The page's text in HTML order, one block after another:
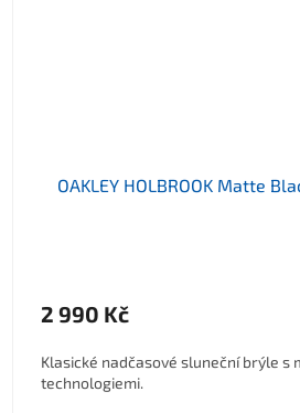
OAKLEY HOLBROOK Matte
2 990 Kč
Klasické nadčasové sluneční brýle s
technologiemi.